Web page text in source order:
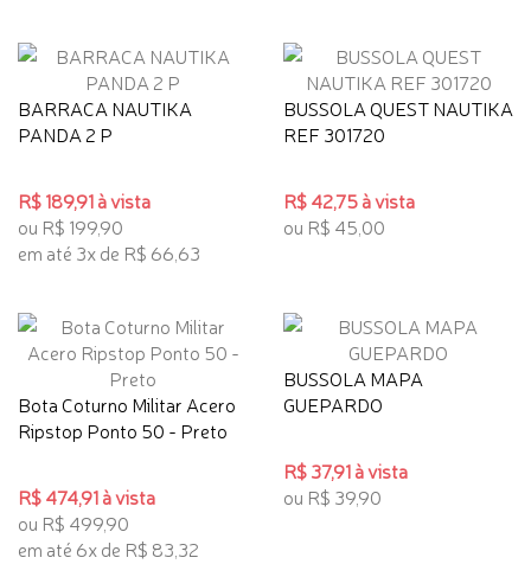
BARRACA NAUTIKA
PANDA 2 P
R$ 189,91 à vista
ou R$ 199,90
em até 3x de R$ 66,63
BUSSOLA QUEST NAUTIKA
REF 301720
R$ 42,75 à vista
ou R$ 45,00
Bota Coturno Militar Acero
Ripstop Ponto 50 - Preto
R$ 474,91 à vista
ou R$ 499,90
em até 6x de R$ 83,32
BUSSOLA MAPA
GUEPARDO
R$ 37,91 à vista
ou R$ 39,90